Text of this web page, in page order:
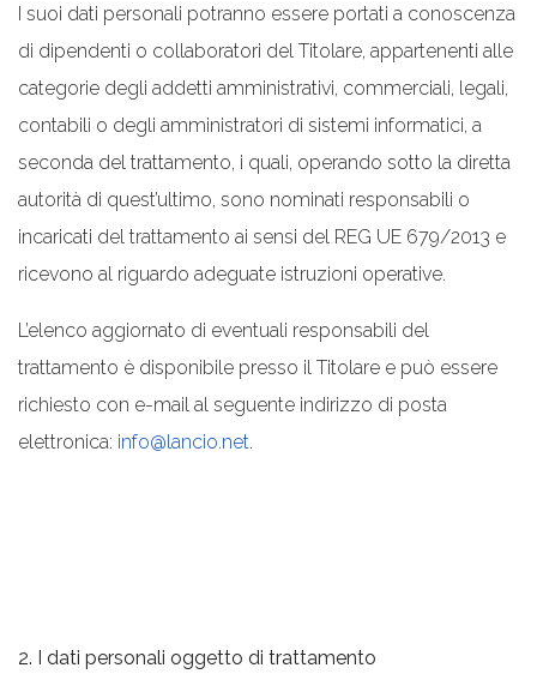
I suoi dati personali potranno essere portati a conoscenza
di dipendenti o collaboratori del Titolare, appartenenti alle
categorie degli addetti amministrativi, commerciali, legali,
contabili o degli amministratori di sistemi informatici, a
seconda del trattamento, i quali, operando sotto la diretta
autorità di quest’ultimo, sono nominati responsabili o
incaricati del trattamento ai sensi del REG UE 679/2013 e
ricevono al riguardo adeguate istruzioni operative.
L’elenco aggiornato di eventuali responsabili del
trattamento è disponibile presso il Titolare e può essere
richiesto con e-mail al seguente indirizzo di posta
elettronica: info@lancio.net.
2. I dati personali oggetto di trattamento